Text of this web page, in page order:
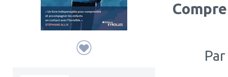
Par